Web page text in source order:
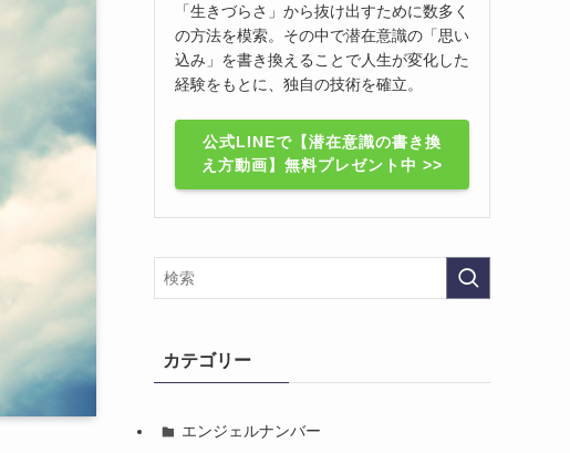
「生きづらさ」から抜け出すために数多く
の方法を模索。その中で潜在意識の「思い
込み」を書き換えることで人生が変化した
経験をもとに、独自の技術を確立。
公式LINEで【潜在意識の書き換
え方動画】無料プレゼント中 >>
カテゴリー
エンジェルナンバー